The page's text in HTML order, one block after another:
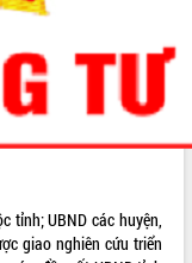
tỉnh; UBND các huyện,
giao nghiên cứu triển